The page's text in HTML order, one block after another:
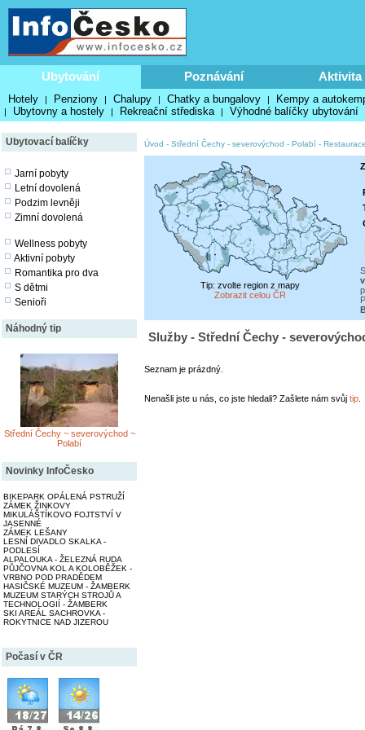
Ubytování Poznávání Aktivita
Hotely | Penziony | Chalupy | Chatky a bungalovy | Kempy a
| Ubytovny a hostely | Rekreační střediska | Výhodné balíčky ubytování
Ubytovací balíčky
Jarní pobyty
Letní dovolená
Podzim levněji
Zimní dovolená
Wellness pobyty
Aktivní pobyty
Romantika pro dva
S dětmi
Senioři
Náhodný tip
Střední Čechy ~ severovýchod ~
Polabí
Novinky InfoČesko
BIKEPARK OPÁLENÁ PSTRUŽÍ
ZÁMEK ŽINKOVY
MIKULÁŠTÍKOVO FOJTSTVÍ V
JASENNÉ
ZÁMEK LEŠANY
LESNÍ DIVADLO SKALKA -
PODLESÍ
ALPALOUKA - ŽELEZNÁ RUDA
PŮJČOVNA KOL A KOLOBĚŽEK -
VRBNO POD PRADĚDEM
HASIČSKÉ MUZEUM - ŽAMBERK
MUZEUM STARÝCH STROJŮ A
TECHNOLOGIÍ - ŽAMBERK
SKI AREÁL SACHROVKA -
ROKYTNICE NAD JIZEROU
Počasí v ČR
Úvod - Střední Čechy - severovýchod - Polabí -
Tip: zvolte region z mapy
Zobrazit celou ČR
Služby - Střední Čechy -
Seznam je prázdný.
Nenašli jste u nás, co jste hledali? Zašlete nám svůj tip